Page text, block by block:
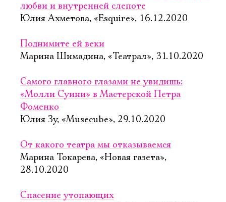
любви и внутренней слепоте
Юлия Ахметова, «Esquire», 16.12.2020
Поднимите ей веки
Марина Шимадина, «Театрал», 31.10.2020
Самого главного глазами не увидишь:
«Молли Суини» в Мастерской Петра
Фоменко
Юлия Зу, «Musecube», 29.10.2020
От какого театра мы отказываемся
Марина Токарева, «Новая газета»,
28.10.2020
Спасение утопающих